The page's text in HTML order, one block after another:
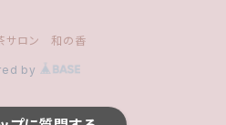
サロン 和の香
by